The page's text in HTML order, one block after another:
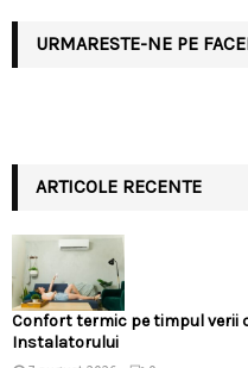
URMARESTE-NE PE
ARTICOLE RECENTE
Confort termic pe timpul verii
Instalatorului